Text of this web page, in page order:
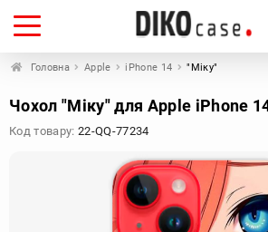
Головна Apple iPhone 14 "Міку"
Чохол "Міку" для Apple iPhone
Код товару: 22-QQ-77234